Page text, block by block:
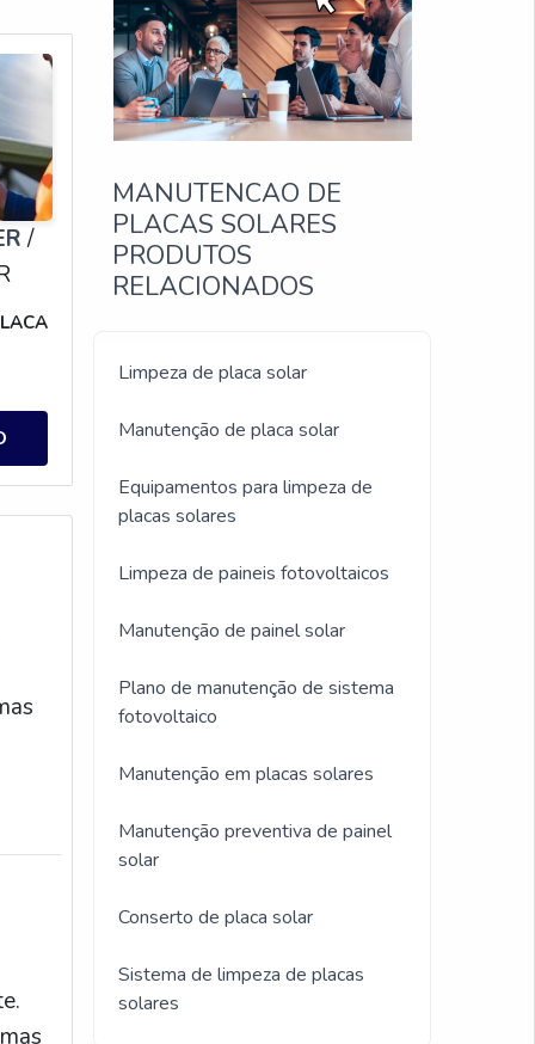
/
MANUTENCAO DE
PLACAS SOLARES
PRODUTOS
RELACIONADOS
Limpeza de placa solar
Manutenção de placa solar
Equipamentos para limpeza de
placas solares
Limpeza de paineis fotovoltaicos
Manutenção de painel solar
Plano de manutenção de sistema
fotovoltaico
Manutenção em placas solares
Manutenção preventiva de painel
solar
Conserto de placa solar
Sistema de limpeza de placas
solares